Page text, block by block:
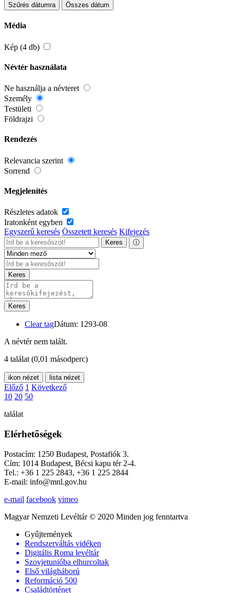
Szűrés dátumra Összes dátum
Média
Kép (4 db)
Névtér használata
Ne használja a névteret
Személy
Testületi
Földrajzi
Rendezés
Relevancia szerint
Sorrend
Megjelenítés
Részletes adatok
Iratonként egyben
Egyszerű keresés Összetett keresés Kifejezés
Keres ⓘ
Keres
Keres
Clear tagDátum: 1293-08
A névtér nem talált.
4 találat (0,01 másodperc)
ikon nézet lista nézet
Előző 1 Következő
10 20 50
találat
Elérhetőségek
Postacím: 1250 Budapest, Postafiók 3.
Cím: 1014 Budapest, Bécsi kapu tér 2-4.
Tel.: +36 1 225 2843, +36 1 225 2844
E-mail: info@mnl.gov.hu
e-mail facebook vimeo
Magyar Nemzeti Levéltár © 2020 Minden jog fenntartva
Gyűjtemények
Rendszerváltás vidéken
Digitális Roma levéltár
Szovjetunióba elhurcoltak
Első világháború
Reformáció 500
Családtörténet